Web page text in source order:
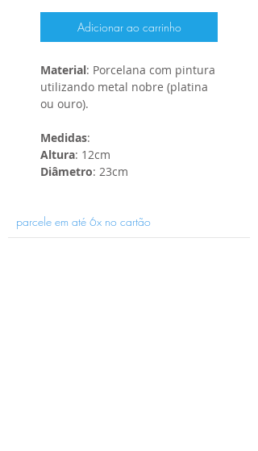
Adicionar ao carrinho
Material: Porcelana com pintura
utilizando metal nobre (platina
ou ouro).
Medidas:
Altura: 12cm
Diâmetro: 23cm
parcele em até 6x no cartão